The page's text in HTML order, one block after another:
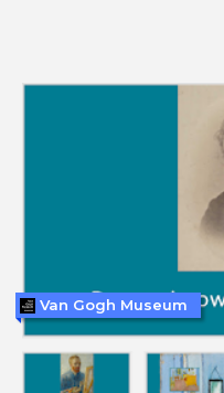
Van Gogh Museum